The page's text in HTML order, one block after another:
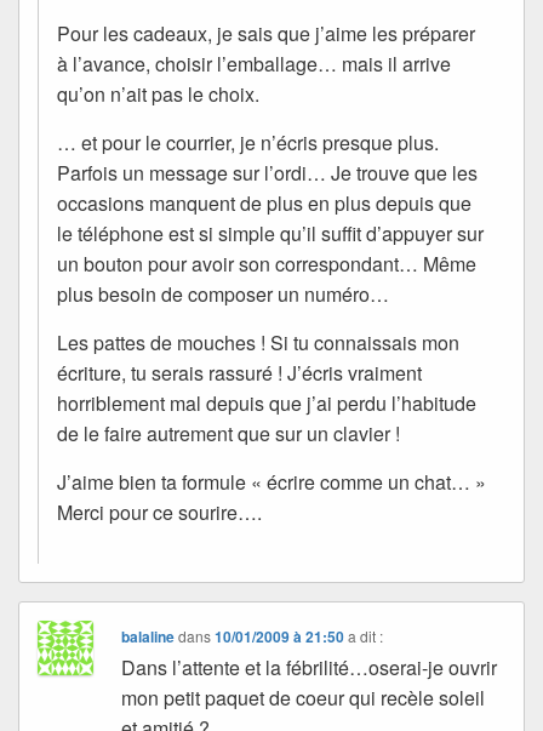
Pour les cadeaux, je sais que j’aime les préparer
à l’avance, choisir l’emballage… mais il arrive
qu’on n’ait pas le choix.
… et pour le courrier, je n’écris presque plus.
Parfois un message sur l’ordi… Je trouve que les
occasions manquent de plus en plus depuis que
le téléphone est si simple qu’il suffit d’appuyer sur
un bouton pour avoir son correspondant… Même
plus besoin de composer un numéro…
Les pattes de mouches ! Si tu connaissais mon
écriture, tu serais rassuré ! J’écris vraiment
horriblement mal depuis que j’ai perdu l’habitude
de le faire autrement que sur un clavier !
J’aime bien ta formule « écrire comme un chat… »
Merci pour ce sourire….
balalinedans10/01/2009 à 21:50 a dit :
Dans l’attente et la fébrilité…oserai-je ouvrir
mon petit paquet de coeur qui recèle soleil